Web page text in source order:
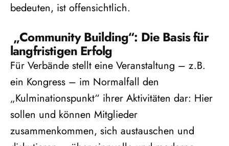
bedeuten, ist offensichtlich.
„Community Building“: Die Basis für
langfristigen Erfolg
Für Verbände stellt eine Veranstaltung – z.B.
ein Kongress – im Normalfall den
„Kulminationspunkt“ ihrer Aktivitäten dar: Hier
sollen und können Mitglieder
zusammenkommen, sich austauschen und